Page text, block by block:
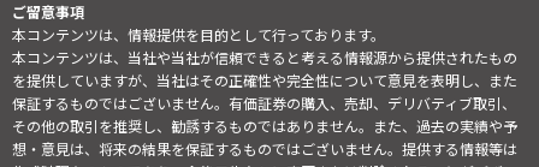
ご留意事項
本コンテンツは、情報提供を目的として行っております。
本コンテンツは、当社や当社が信頼できると考える情報源から提供されたもの
を提供していますが、当社はその正確性や完全性について意見を表明し、また
保証するものではございません。有価証券の購入、売却、デリバティブ取引、
その他の取引を推奨し、勧誘するものではありません。また、過去の実績や予
想・意見は、将来の結果を保証するものではございません。提供する情報等は